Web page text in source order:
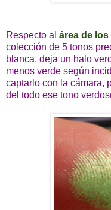
Respecto al área de
colección de 5 tonos
blanca, deja un halo
menos verde según
captarlo con la cámara,
del todo ese tono